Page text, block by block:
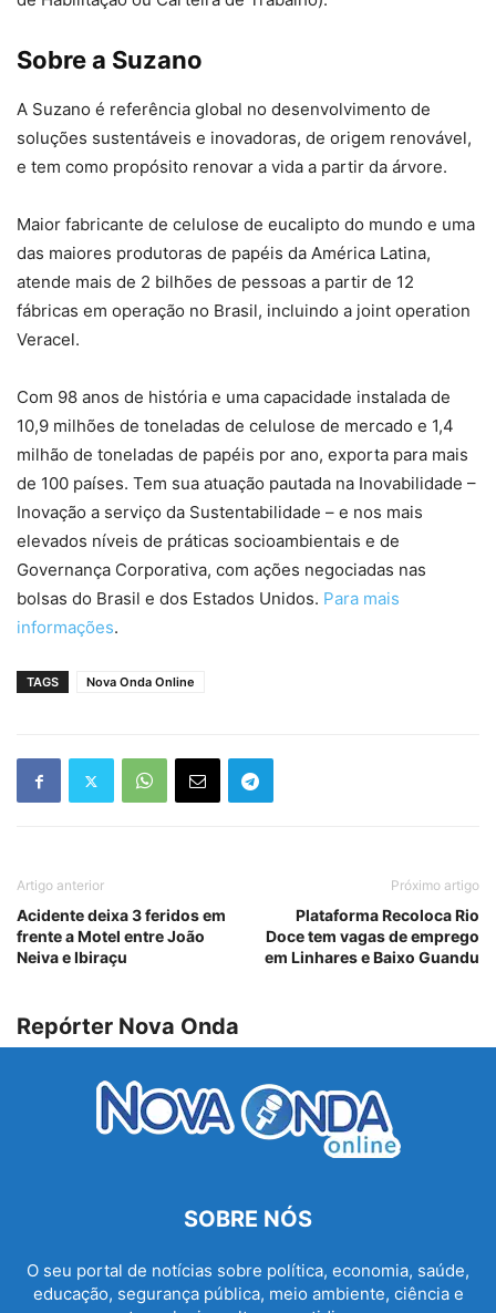
Sobre a Suzano
A Suzano é referência global no desenvolvimento de
soluções sustentáveis e inovadoras, de origem renovável,
e tem como propósito renovar a vida a partir da árvore.
Maior fabricante de celulose de eucalipto do mundo e uma
das maiores produtoras de papéis da América Latina,
atende mais de 2 bilhões de pessoas a partir de 12
fábricas em operação no Brasil, incluindo a joint operation
Veracel.
Com 98 anos de história e uma capacidade instalada de
10,9 milhões de toneladas de celulose de mercado e 1,4
milhão de toneladas de papéis por ano, exporta para mais
de 100 países. Tem sua atuação pautada na Inovabilidade –
Inovação a serviço da Sustentabilidade – e nos mais
elevados níveis de práticas socioambientais e de
Governança Corporativa, com ações negociadas nas
bolsas do Brasil e dos Estados Unidos. Para mais
informações.
TAGS Nova Onda Online
Artigo anterior
Acidente deixa 3 feridos em
frente a Motel entre João
Neiva e Ibiraçu
Próximo artigo
Plataforma Recoloca Rio
Doce tem vagas de emprego
em Linhares e Baixo Guandu
Repórter Nova Onda
SOBRE NÓS
O seu portal de notícias sobre política, economia, saúde,
educação, segurança pública, meio ambiente, ciência e